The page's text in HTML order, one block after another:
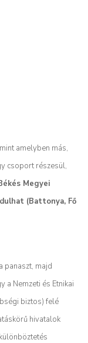
amelyben más,
csoport részesül,
Megyei
(Battonya, Fő
panaszt, majd
a Nemzeti és Etnikai
biztos) felé
hivatalok